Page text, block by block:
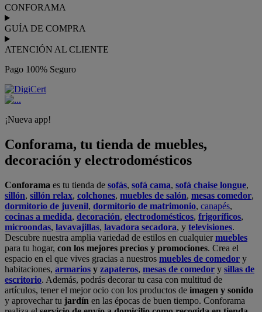
CONFORAMA
GUÍA DE COMPRA
ATENCIÓN AL CLIENTE
Pago 100% Seguro
¡Nueva app!
Conforama, tu tienda de muebles,
decoración y electrodomésticos
Conforama es tu tienda de sofás, sofá cama, sofá chaise longue,
sillón, sillón relax, colchones, muebles de salón, mesas comedor,
dormitorio de juvenil, dormitorio de matrimonio, canapés,
cocinas a medida, decoración, electrodomésticos, frigoríficos,
microondas, lavavajillas, lavadora secadora, y televisiones.
Descubre nuestra amplia variedad de estilos en cualquiermuebles
para tu hogar, con los mejores precios y promociones. Crea el
espacio en el que vives gracias a nuestros muebles de comedor y
habitaciones, armarios y zapateros, mesas de comedor y sillas de
escritorio. Además, podrás decorar tu casa con multitud de
artículos, tener el mejor ocio con los productos de imagen y sonido
y aprovechar tu jardín en las épocas de buen tiempo. Conforama